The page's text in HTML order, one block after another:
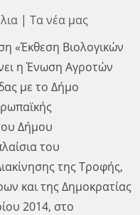
|Τα νέα μας
«Έκθεση Βιολογικών
η Ένωση Αγροτών
με το Δήμο
Δήμου
του
της Τροφής,
και της Δημοκρατίας
2014, στο